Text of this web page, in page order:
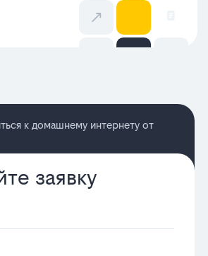
к домашнему интернету от
заявку